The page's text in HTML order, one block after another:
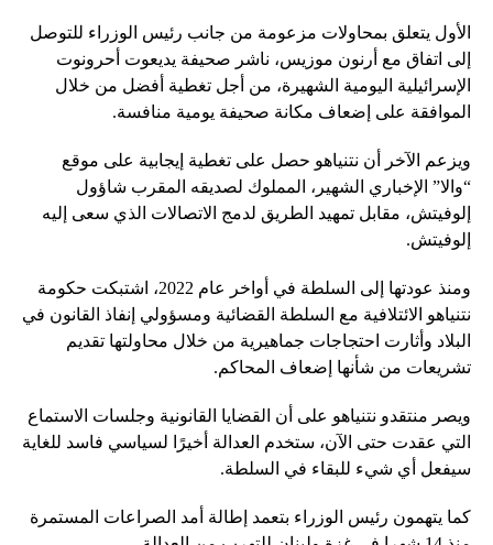
الأول يتعلق بمحاولات مزعومة من جانب رئيس الوزراء للتوصل
إلى اتفاق مع أرنون موزيس، ناشر صحيفة يديعوت أحرونوت
الإسرائيلية اليومية الشهيرة، من أجل تغطية أفضل من خلال
الموافقة على إضعاف مكانة صحيفة يومية منافسة.
ويزعم الآخر أن نتنياهو حصل على تغطية إيجابية على موقع
“والا” الإخباري الشهير، المملوك لصديقه المقرب شاؤول
إلوفيتش، مقابل تمهيد الطريق لدمج الاتصالات الذي سعى إليه
إلوفيتش.
ومنذ عودتها إلى السلطة في أواخر عام 2022، اشتبكت حكومة
نتنياهو الائتلافية مع السلطة القضائية ومسؤولي إنفاذ القانون في
البلاد وأثارت احتجاجات جماهيرية من خلال محاولتها تقديم
تشريعات من شأنها إضعاف المحاكم.
ويصر منتقدو نتنياهو على أن القضايا القانونية وجلسات الاستماع
التي عقدت حتى الآن، ستخدم العدالة أخيرًا لسياسي فاسد للغاية
سيفعل أي شيء للبقاء في السلطة.
كما يتهمون رئيس الوزراء بتعمد إطالة أمد الصراعات المستمرة